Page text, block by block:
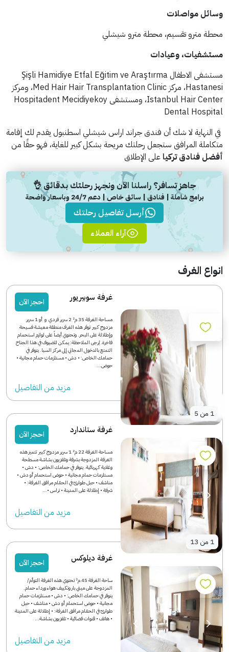
وسائل مواصلات
محطة مترو تقسيم، محطة مترو شيشلي
مستشفيات، وعيادات
مستشفى الاطفال Şişli Hamidiye Etfal Eğitim ve Araştırma
Hastanesi، مركز Med Hair Hair Transplantation Clinic، ومركز
Istanbul Hair Center، ومستشفى Hospitadent Mecidiyekoy
Dental Hospital
في النهاية لا شك أن فندق جراند اراس شيشلي اسطنبول يقدم لك إقامة
متكاملة المرافق ستجعل رحلتك مريحة بشكل كبير للغاية، فهو حقًا من
أفضل فنادق تركيا على الإطلاق
جاهز تسافر؟ راسلنا الآن ونجهز رحلتك بدقائق 👌
برامج شاملة | فنادق | سائق خاص | دعم 24/7 وباسعار واضحة
أرسل تفاصيل رحلتك
آراء العملاء
انواع الغرف
1 من5
غرفة سوبيريور احجز الآن
مساحة الغرفة 35 م² 2 سرير فردي و أو 1 سرير
مزدوج كبير توفر هذه الغرف منطقة معيشة فسيحة
وإطلالة على البحر. وتحتوي أيضاً على لوازم استحمام
فاخرة. يُرجى الملاحظة: يمكن للضيوف في هذا الجناح
التمتع بالدخول المجاني إلى مركز السبا. يتوفر في
حمامك الخاص: • دش • مستلزمات حمام مجانية •
حوض...
مزید من التفاصیل
1 من 13
غرفة ستاندارد احجز الآن
مساحة الغرفة 22 م² 1 سرير مزدوج كبير تتميز هذه
الغرفة المزدوجة بشرفة وتلفزيون بشاشة مسطحة
وغلاية كهربائية. يتوفر في حمامك الخاص: • دش •
مستلزمات حمام مجانية • حوض استحمام أو دش •
مناشف • حبل طوارئ في الحمّام مرافق الغرفة: •
شرفة • إطلالة على المدينة • تراس •...
مزید من التفاصیل
غرفة ديلوكس احجز الآن
ساحة الغرفة 45 م² تحتوي هذه الغرفة التوأم/
المزدوجة على ميني بار وتكييف هواء ورداء حمام.
يتوفر في حمامك الخاص: • دش • مستلزمات حمام
مجانية • حوض استحمام أو دش • مناشف • حبل
طوارئ في الحمّام مرافق الغرفة: • إطلالة على المدينة
• هاتف • قنوات فضائية • تلفزيون بشاشة...
مزید من التفاصیل